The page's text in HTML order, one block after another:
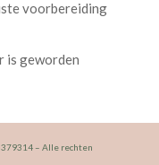
voorbereiding
is geworden
– Alle rechten